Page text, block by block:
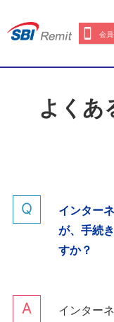
会
よくあ
インター
が、手続
すか？
インター